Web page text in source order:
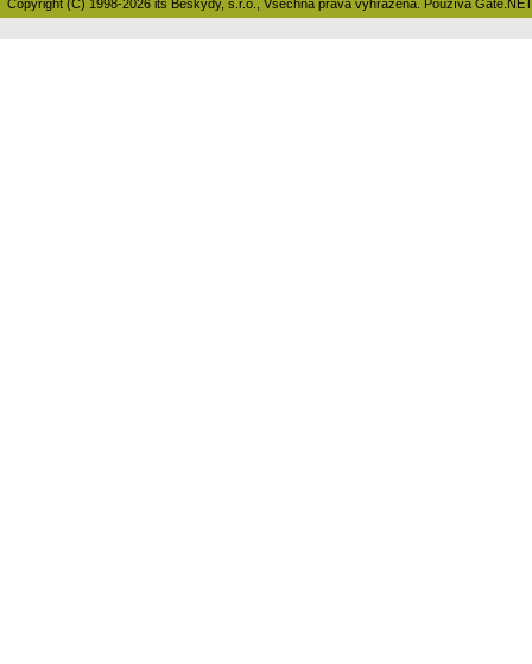
Copyright (C) 1998-2026 its Beskydy, s.r.o., Všechna práva vyhrazena. Používá